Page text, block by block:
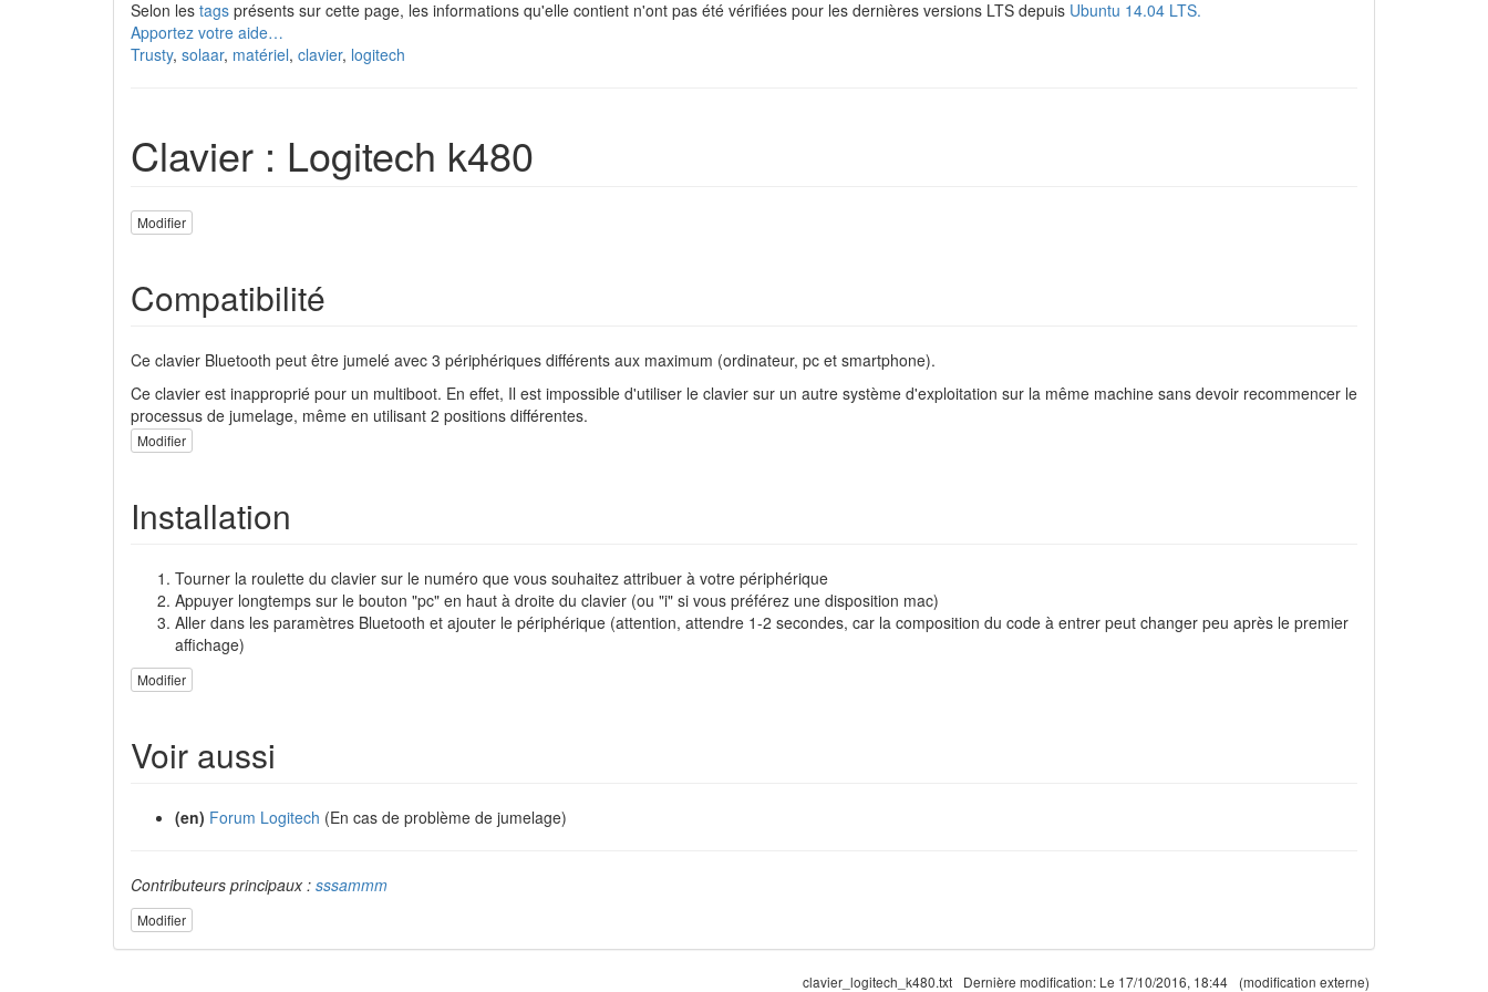
Selon les tags présents sur cette page, les informations qu'elle contient n'ont pas été vérifiées pour les dernières versions LTS depuis Ubuntu 14.04 LTS.
Apportez votre aide…
Trusty, solaar, matériel, clavier, logitech
Clavier : Logitech k480
Modifier
Compatibilité
Ce clavier Bluetooth peut être jumelé avec 3 périphériques différents aux maximum (ordinateur, pc et smartphone).
Ce clavier est inapproprié pour un multiboot. En effet, Il est impossible d'utiliser le clavier sur un autre système d'exploitation sur la même machine sans devoir recommencer le
processus de jumelage, même en utilisant 2 positions différentes.
Modifier
Installation
Tourner la roulette du clavier sur le numéro que vous souhaitez attribuer à votre périphérique
Appuyer longtemps sur le bouton "pc" en haut à droite du clavier (ou "i" si vous préférez une disposition mac)
Aller dans les paramètres Bluetooth et ajouter le périphérique (attention, attendre 1-2 secondes, car la composition du code à entrer peut changer peu après le premier
affichage)
Modifier
Voir aussi
(en) Forum Logitech (En cas de problème de jumelage)
Contributeurs principaux : sssammm
Modifier
clavier_logitech_k480.txt Dernière modification: Le 17/10/2016, 18:44 (modification externe)